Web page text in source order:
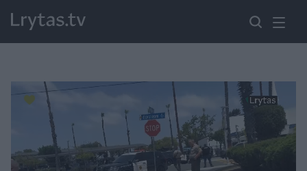
Paremkite Ukrainą